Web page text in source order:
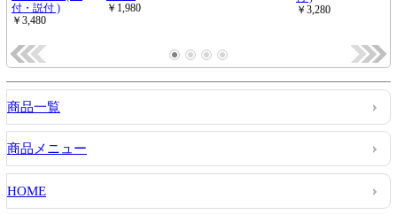
商品一覧
商品メニュー
HOME